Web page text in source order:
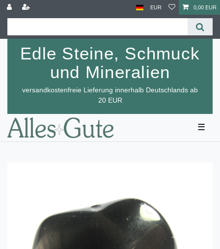
EUR 0,00 EUR
Edle Steine, Schmuck
und Mineralien
versandkostenfreie Lieferung innerhalb Deutschlands ab
20 EUR
☰